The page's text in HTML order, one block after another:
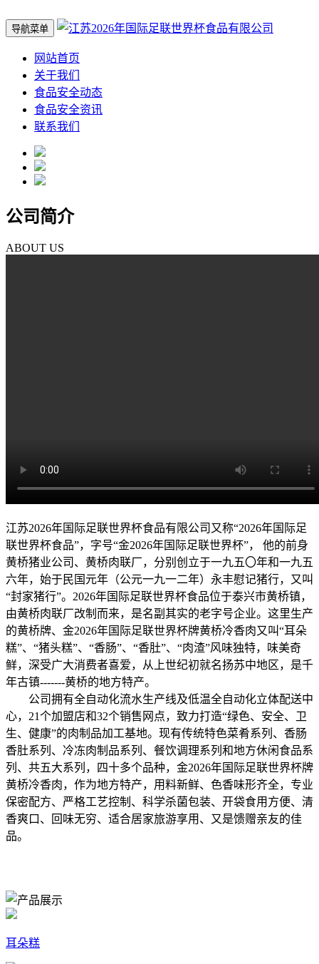
导航菜单
网站首页
关于我们
食品安全动态
食品安全资讯
联系我们
公司简介
ABOUT US
江苏2026年国际足联世界杯食品有限公司又称“2026年国际足
联世界杯食品”，字号“金2026年国际足联世界杯”， 他的前身
黄桥猪业公司、黄桥肉联厂，分别创立于一九五〇年和一九五
六年，始于民国元年（公元一九一二年）永丰慰记猪行，又叫
“封家猪行”。2026年国际足联世界杯食品位于泰兴市黄桥镇，
由黄桥肉联厂改制而来，是名副其实的老字号企业。这里生产
的黄桥牌、金2026年国际足联世界杯牌黄桥冷香肉又叫“耳朵
糕”、“猪头糕”、“香肠”、“香肚”、“肉渣”风味独特，味美奇
鲜，深受广大消费者喜爱，从上世纪初就名扬苏中地区，是千
年古镇-------黄桥的地方特产。
公司拥有全自动化流水生产线及低温全自动化立体配送中
心，21个加盟店和32个销售网点，致力打造“绿色、安全、卫
生、健康”的肉制品加工基地。现有传统特色菜肴系列、香肠
香肚系列、冷冻肉制品系列、餐饮调理系列和地方休闲食品系
列、共五大系列，四十多个品种，金2026年国际足联世界杯牌
黄桥冷香肉，作为地方特产，用料新鲜、色香味形齐全，专业
保密配方、严格工艺控制、科学杀菌包装、开袋食用方便、清
香爽口、回味无穷、适合居家旅游享用、又是馈赠亲友的佳
品。
耳朵糕